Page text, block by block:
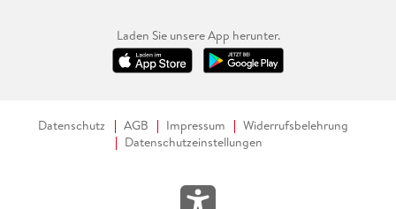
Laden Sie unsere App herunter.
Datenschutz AGB Impressum
Widerrufsbelehrung
Datenschutzeinstellungen